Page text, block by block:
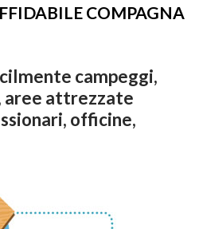
COMPAGNA
campeggi,
aree attrezzate
officine,